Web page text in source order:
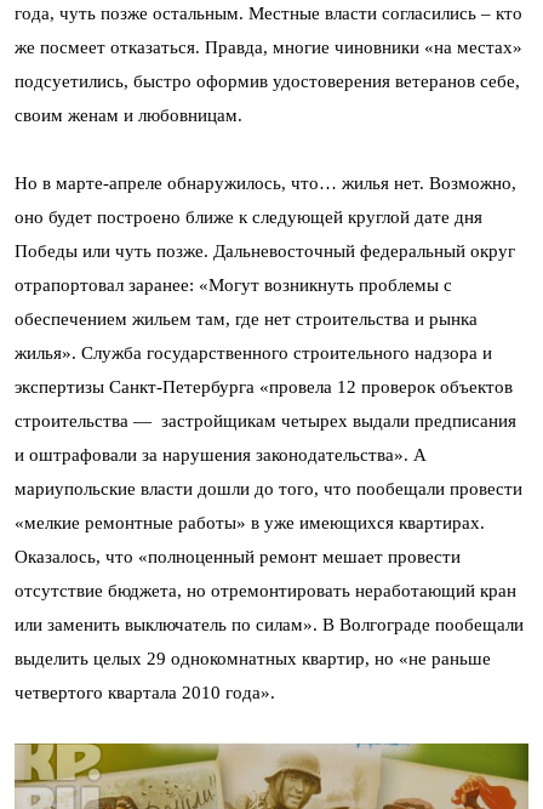
года, чуть позже остальным. Местные власти согласились – кто
же посмеет отказаться. Правда, многие чиновники «на местах»
подсуетились, быстро оформив удостоверения ветеранов себе,
своим женам и любовницам.
Но в марте-апреле обнаружилось, что… жилья нет. Возможно,
оно будет построено ближе к следующей круглой дате дня
Победы или чуть позже. Дальневосточный федеральный округ
отрапортовал заранее: «Могут возникнуть проблемы с
обеспечением жильем там, где нет строительства и рынка
жилья». Служба государственного строительного надзора и
экспертизы Санкт-Петербурга «провела 12 проверок объектов
строительства — застройщикам четырех выдали предписания
и оштрафовали за нарушения законодательства». А
мариупольские власти дошли до того, что пообещали провести
«мелкие ремонтные работы» в уже имеющихся квартирах.
Оказалось, что «полноценный ремонт мешает провести
отсутствие бюджета, но отремонтировать неработающий кран
или заменить выключатель по силам». В Волгограде пообещали
выделить целых 29 однокомнатных квартир, но «не раньше
четвертого квартала 2010 года».